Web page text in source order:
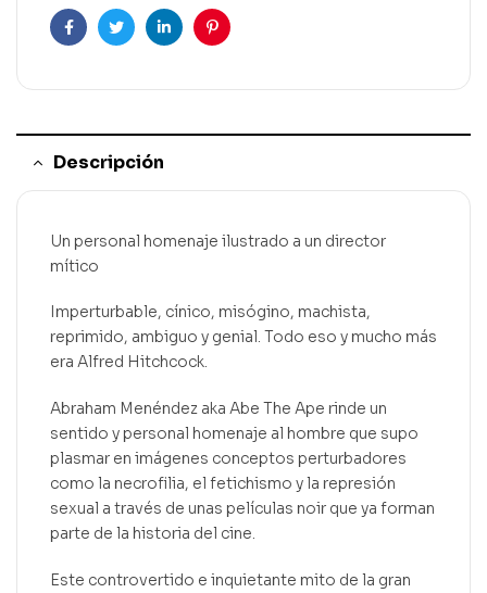
FacebookGorjeoLinkedInPinterest
Descripción
Un personal homenaje ilustrado a un director
mítico
Imperturbable, cínico, misógino, machista,
reprimido, ambiguo y genial. Todo eso y mucho más
era Alfred Hitchcock.
Abraham Menéndez aka Abe The Ape rinde un
sentido y personal homenaje al hombre que supo
plasmar en imágenes conceptos perturbadores
como la necrofilia, el fetichismo y la represión
sexual a través de unas películas noir que ya forman
parte de la historia del cine.
Este controvertido e inquietante mito de la gran